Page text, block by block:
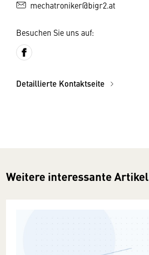
mechatroniker@bigr2.at
Besuchen Sie uns auf:
Detaillierte Kontaktseite
Weitere interessante Artikel